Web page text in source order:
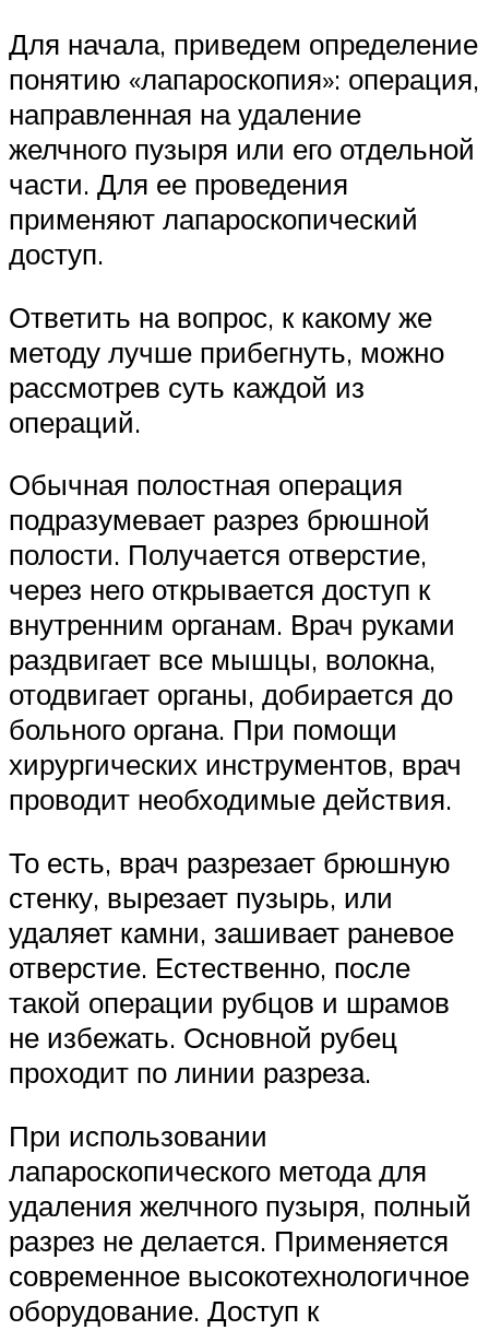
Для начала, приведем определение
понятию «лапароскопия»: операция,
направленная на удаление
желчного пузыря или его отдельной
части. Для ее проведения
применяют лапароскопический
доступ.
Ответить на вопрос, к какому же
методу лучше прибегнуть, можно
рассмотрев суть каждой из
операций.
Обычная полостная операция
подразумевает разрез брюшной
полости. Получается отверстие,
через него открывается доступ к
внутренним органам. Врач руками
раздвигает все мышцы, волокна,
отодвигает органы, добирается до
больного органа. При помощи
хирургических инструментов, врач
проводит необходимые действия.
То есть, врач разрезает брюшную
стенку, вырезает пузырь, или
удаляет камни, зашивает раневое
отверстие. Естественно, после
такой операции рубцов и шрамов
не избежать. Основной рубец
проходит по линии разреза.
При использовании
лапароскопического метода для
удаления желчного пузыря, полный
разрез не делается. Применяется
современное высокотехнологичное
оборудование. Доступ к